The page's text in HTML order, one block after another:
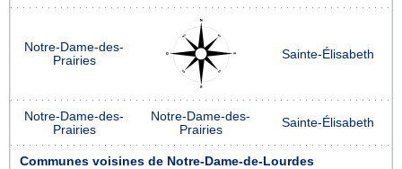
Notre-Dame-des-
Prairies
Sainte-Élisabeth
Notre-Dame-des-
Prairies
Notre-Dame-des-
Prairies
Sainte-Élisabeth
Communes voisines de Notre-Dame-de-Lourdes